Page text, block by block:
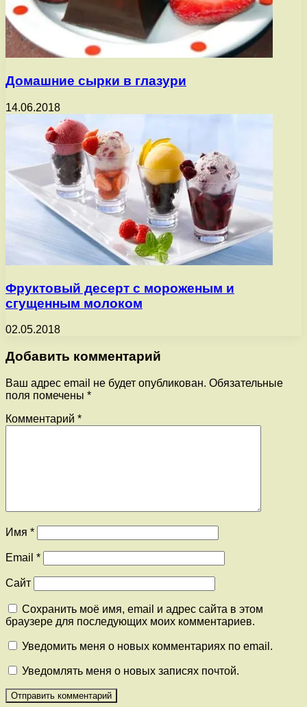
Домашние сырки в глазури
14.06.2018
Фруктовый десерт с мороженым и
сгущенным молоком
02.05.2018
Добавить комментарий
Ваш адрес email не будет опубликован. Обязательные
поля помечены *
Комментарий *
Имя *
Email *
Сайт
Сохранить моё имя, email и адрес сайта в этом
браузере для последующих моих комментариев.
Уведомить меня о новых комментариях по email.
Уведомлять меня о новых записях почтой.